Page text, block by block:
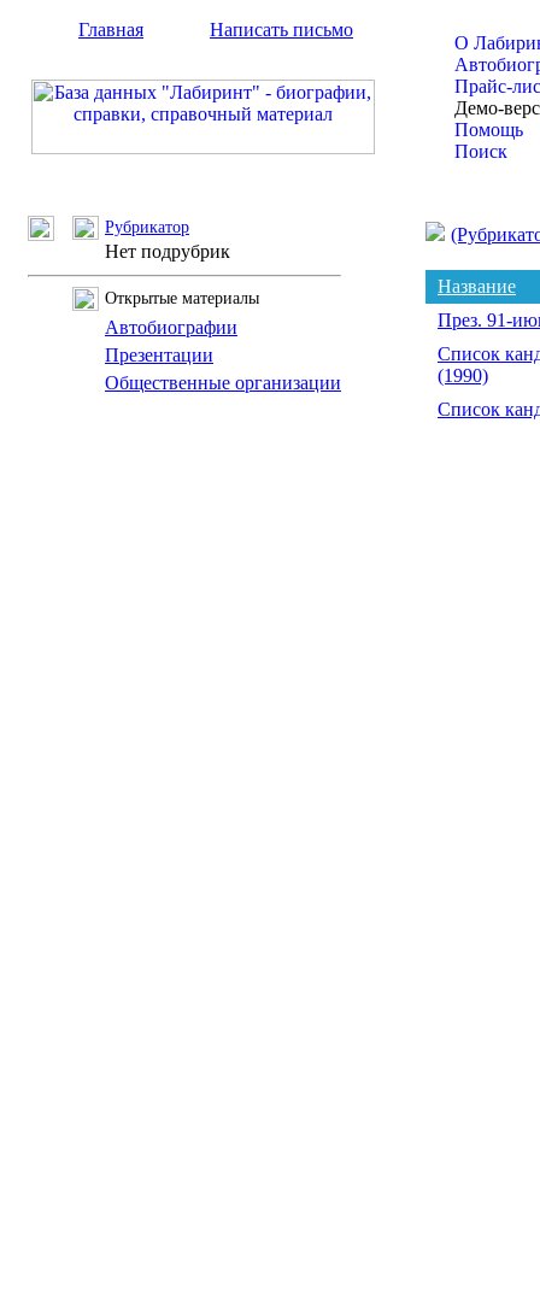
Главная Написать письмо
О
Прайс-
Демо-
Помощь
Поиск
Рубрикатор
Нет подрубрик
Открытые материалы
Автобиографии
Презентации
Общественные организации
Название
През. 91-
Список
(1990)
Список